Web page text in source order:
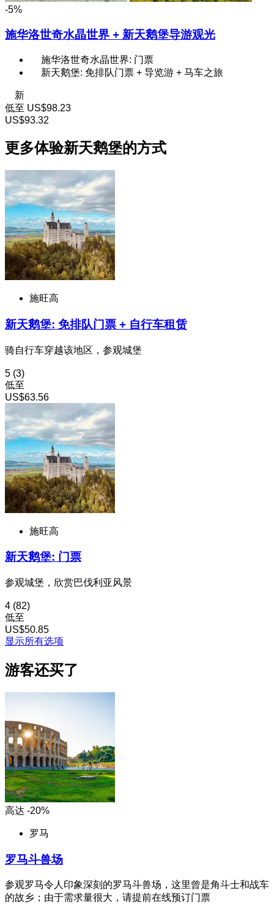
-5%
施华洛世奇水晶世界 + 新天鹅堡导游观光
施华洛世奇水晶世界: 门票
新天鹅堡: 免排队门票 + 导览游 + 马车之旅
新
低至 US$98.23
US$93.32
更多体验新天鹅堡的方式
施旺高
新天鹅堡: 免排队门票 + 自行车租赁
骑自行车穿越该地区，参观城堡
5 (3)
低至
US$63.56
施旺高
新天鹅堡: 门票
参观城堡，欣赏巴伐利亚风景
4 (82)
低至
US$50.85
显示所有选项
游客还买了
高达 -20%
罗马
罗马斗兽场
参观罗马令人印象深刻的罗马斗兽场，这里曾是角斗士和战车
的故乡；由于需求量很大，请提前在线预订门票